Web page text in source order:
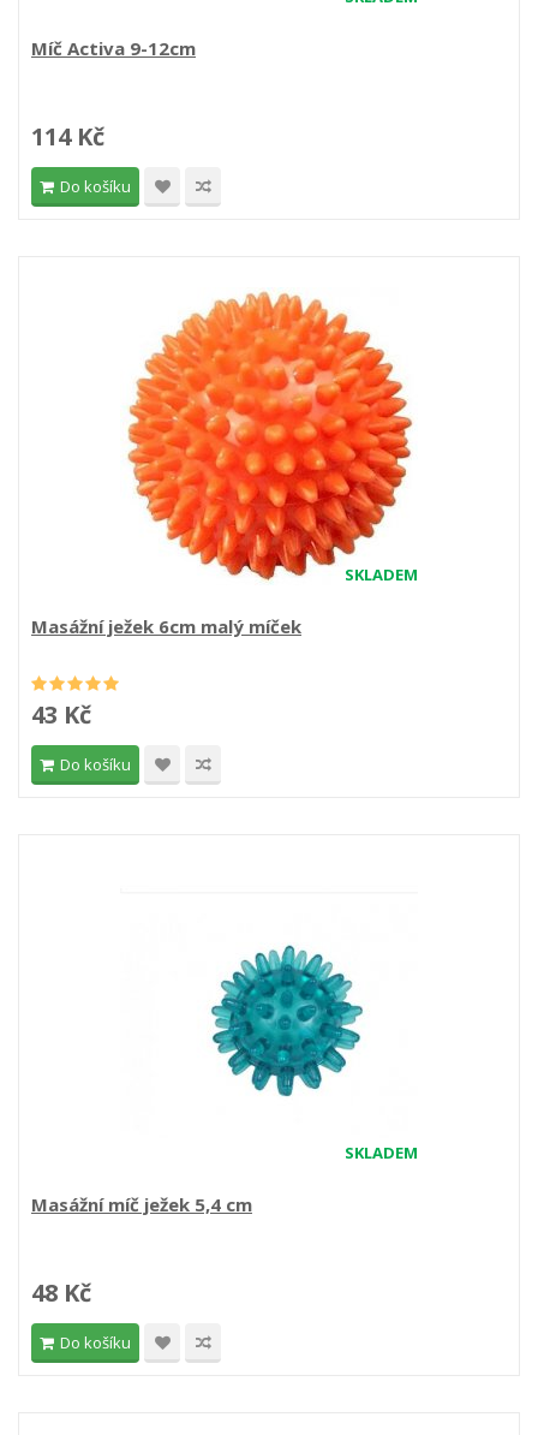
Míč Activa 9-12cm
114 Kč
Do košíku
SKLADEM
Masážní ježek 6cm malý míček
43 Kč
Do košíku
SKLADEM
Masážní míč ježek 5,4 cm
48 Kč
Do košíku